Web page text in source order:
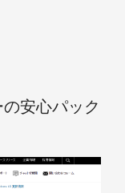
安心パック